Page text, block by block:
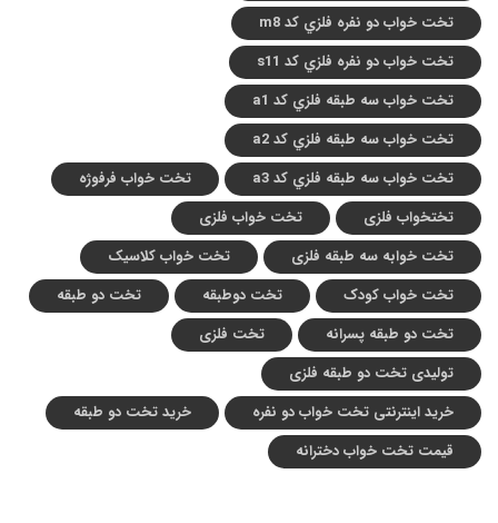
تخت خواب دو نفره فلزي کد m8
تخت خواب دو نفره فلزي کد s11
تخت خواب سه طبقه فلزي کد a1
تخت خواب سه طبقه فلزي کد a2
تخت خواب سه طبقه فلزي کد a3
تخت خواب فرفوژه
تختخواب فلزی
تخت خواب فلزی
تخت خوابه سه طبقه فلزی
تخت خواب کلاسیک
تخت خواب کودک
تخت دوطبقه
تخت دو طبقه
تخت دو طبقه پسرانه
تخت فلزی
تولیدی تخت دو طبقه فلزی
خرید اینترنتی تخت خواب دو نفره
خرید تخت دو طبقه
قیمت تخت خواب دخترانه